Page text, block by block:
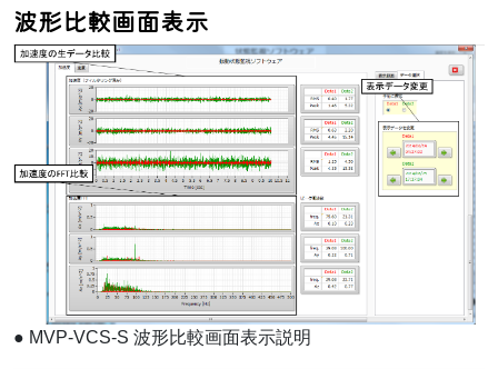
波形比較画面表示
● MVP-VCS-S 波形比較画面表示説明